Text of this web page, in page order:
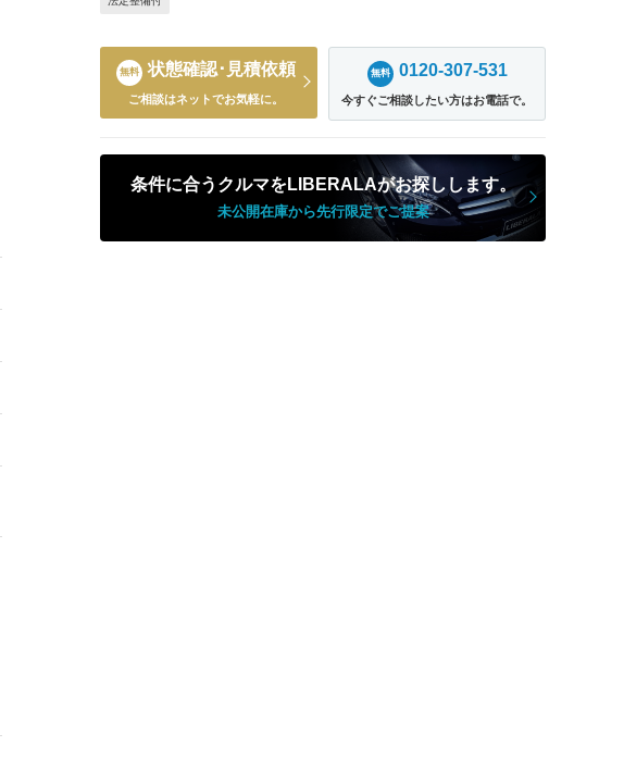
無料 状態確認･見積依頼
ご相談はネットでお気軽に。
無料 0120-307-531
今すぐご相談したい方はお電話で。
条件に合うクルマをLIBERALAがお探しします。
未公開在庫から先行限定でご提案